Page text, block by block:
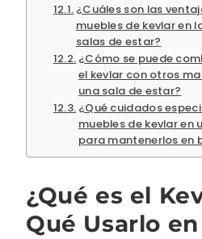
¿Cuáles son las
muebles de kevlar en
salas de estar?
¿Cómo se puede
el kevlar con otros
una sala de estar?
¿Qué cuidados
muebles de kevlar en
para mantenerlos en
¿Qué es el
Qué Usarlo